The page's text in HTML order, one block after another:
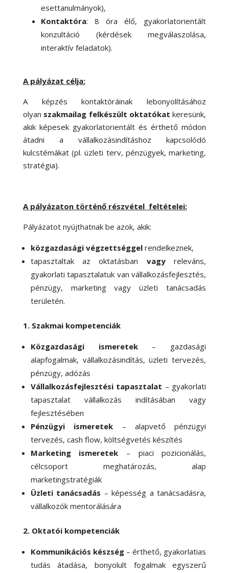
esettanulmányok),
Kontaktóra: 8 óra élő, gyakorlatorientált
konzultáció (kérdések megválaszolása,
interaktív feladatok).
A pályázat célja:
A képzés kontaktóráinak lebonyolításához
olyan szakmailag felkészült oktatókat keresünk,
akik képesek gyakorlatorientált és érthető módon
átadni a vállalkozásindításhoz kapcsolódó
kulcstémákat (pl. üzleti terv, pénzügyek, marketing,
stratégia).
A pályázaton történő részvétel feltételei:
Pályázatot nyújthatnak be azok, akik:
közgazdasági végzettséggel rendelkeznek,
tapasztaltak az oktatásban
vagy
releváns,
gyakorlati tapasztalatuk van vállalkozásfejlesztés,
pénzügy, marketing vagy üzleti tanácsadás
területén.
1. Szakmai kompetenciák
Közgazdasági ismeretek
– gazdasági
alapfogalmak, vállalkozásindítás, üzleti tervezés,
pénzügy, adózás
Vállalkozásfejlesztési tapasztalat – gyakorlati
tapasztalat vállalkozás indításában vagy
fejlesztésében
Pénzügyi ismeretek
– alapvető pénzügyi
tervezés, cash flow, költségvetés készítés
Marketing ismeretek
– piaci pozicionálás,
célcsoport meghatározás, alap
marketingstratégiák
Üzleti tanácsadás – képesség a tanácsadásra,
vállalkozók mentorálására
2. Oktatói kompetenciák
Kommunikációs készség – érthető, gyakorlatias
tudás átadása, bonyolult fogalmak egyszerű